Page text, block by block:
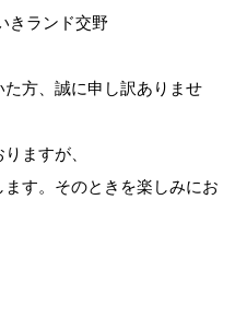
きランド交野
方、誠に申し訳ありませ
ますが、
す。そのときを楽しみにお